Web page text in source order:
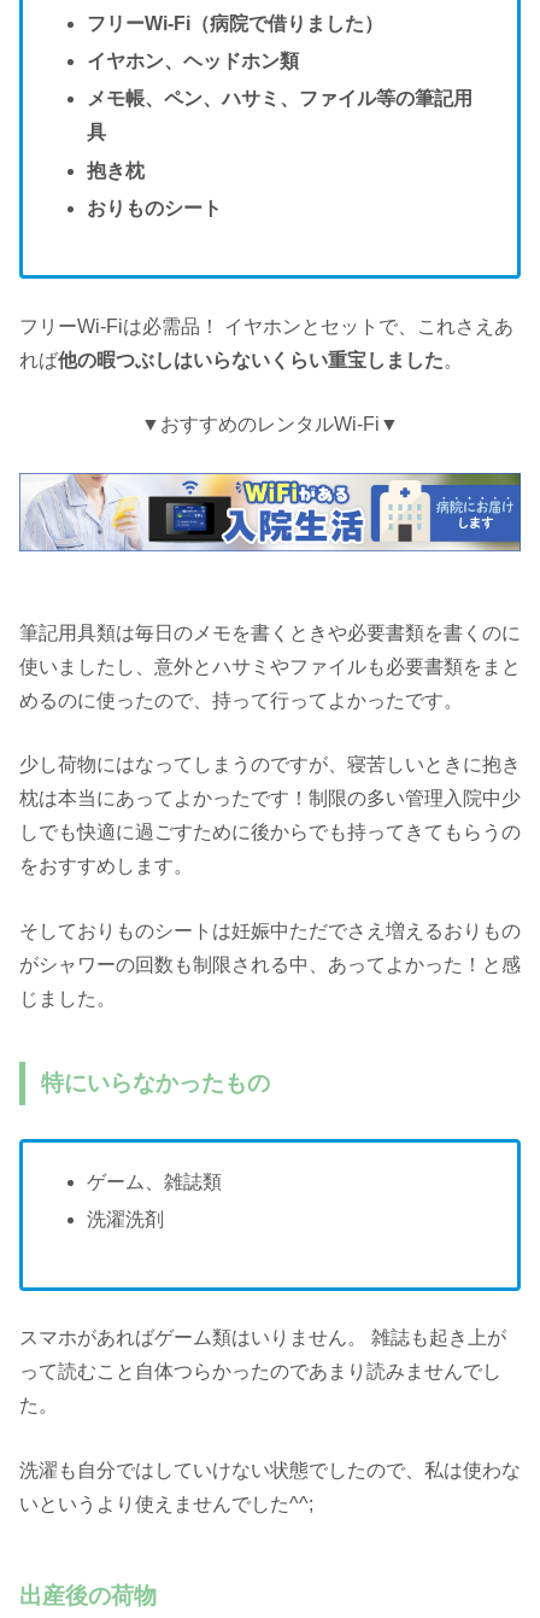
フリーWi‐Fi（病院で借りました）
イヤホン、ヘッドホン類
メモ帳、ペン、ハサミ、ファイル等の筆記用
具
抱き枕
おりものシート
フリーWi‐Fiは必需品！ イヤホンとセットで、これさえあ
れば他の暇つぶしはいらないくらい重宝しました。
▼おすすめのレンタルWi-Fi▼
筆記用具類は毎日のメモを書くときや必要書類を書くのに
使いましたし、意外とハサミやファイルも必要書類をまと
めるのに使ったので、持って行ってよかったです。
少し荷物にはなってしまうのですが、寝苦しいときに抱き
枕は本当にあってよかったです！制限の多い管理入院中少
しでも快適に過ごすために後からでも持ってきてもらうの
をおすすめします。
そしておりものシートは妊娠中ただでさえ増えるおりもの
がシャワーの回数も制限される中、あってよかった！と感
じました。
特にいらなかったもの
ゲーム、雑誌類
洗濯洗剤
スマホがあればゲーム類はいりません。 雑誌も起き上が
って読むこと自体つらかったのであまり読みませんでし
た。
洗濯も自分ではしていけない状態でしたので、私は使わな
いというより使えませんでした^^;
出産後の荷物